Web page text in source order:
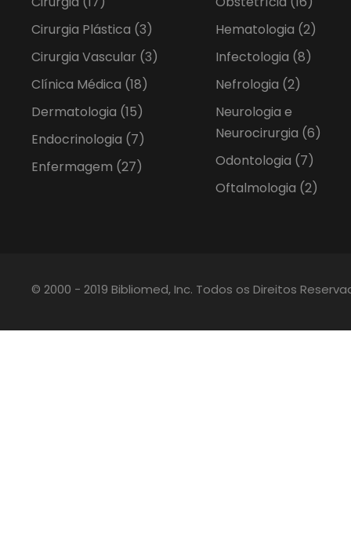
Cirurgia Plástica (3)
Cirurgia Vascular (3)
Clínica Médica (18)
Dermatologia (15)
Endocrinologia (7)
Enfermagem (27)
Hematologia (2)
Infectologia (8)
Nefrologia (2)
Neurologia e
Neurocirurgia (6)
Odontologia (7)
Oftalmologia (2)
© 2000 - 2019 Bibliomed, Inc. Todos os Direitos